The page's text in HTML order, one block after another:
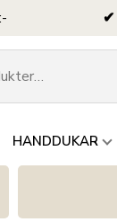
HANDDUKAR